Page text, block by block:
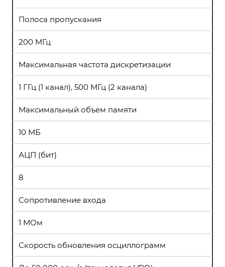
Полоса пропускания
200 МГц
Максимальная частота дискретизации
1 ГГц (1 канал), 500 МГц (2 канала)
Максимальный объем памяти
10 МБ
АЦП (бит)
8
Сопротивление входа
1 МОм
Скорость обновления осциллограмм